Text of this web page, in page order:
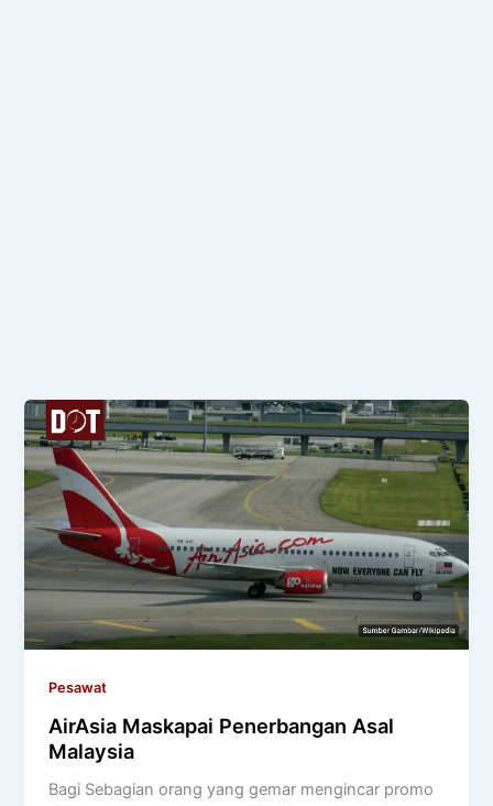
Pesawat
AirAsia Maskapai Penerbangan Asal
Malaysia
Bagi Sebagian orang yang gemar mengincar promo